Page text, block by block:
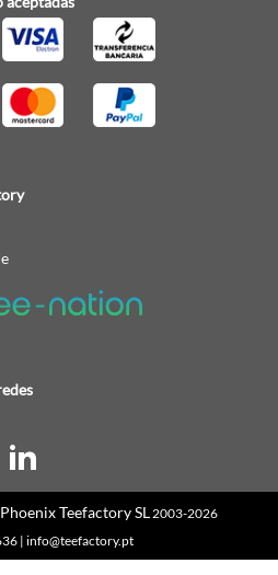
Phoenix Teefactory SL2003-2026
| info@teefactory.pt